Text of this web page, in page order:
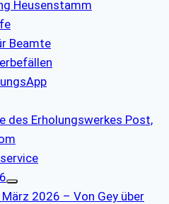
Heusenstamm
Beamte
des Erholungswerkes Post,
2026 – Von Gey über